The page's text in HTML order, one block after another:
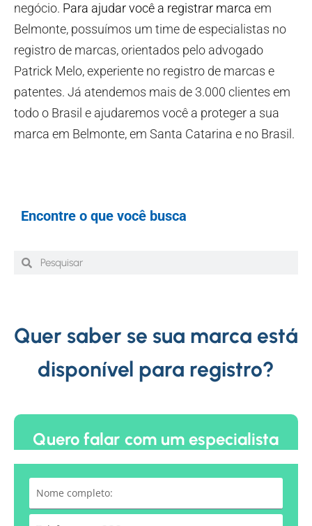
negócio. Para ajudar você a registrar marca em
Belmonte, possuímos um time de especialistas no
registro de marcas, orientados pelo advogado
Patrick Melo, experiente no registro de marcas e
patentes. Já atendemos mais de 3.000 clientes em
todo o Brasil e ajudaremos você a proteger a sua
marca em Belmonte, em Santa Catarina e no Brasil.
Encontre o que você busca
Quer saber se sua marca está
disponível para registro?
Quero falar com um especialista